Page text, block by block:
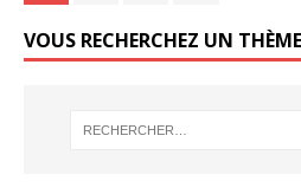
VOUS RECHERCHEZ UN